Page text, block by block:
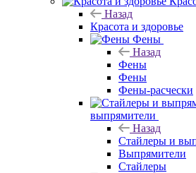
Назад
Красота и здоровье
Фены
Назад
Фены
Фены
Фены-расчески
выпрямители
Назад
Стайлеры и
Выпрямители
Стайлеры